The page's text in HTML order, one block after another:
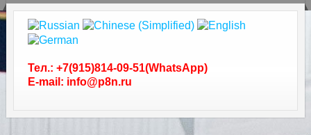
Тел.: +7(915)814-09-51(WhatsApp)
E-mail: info@p8n.ru